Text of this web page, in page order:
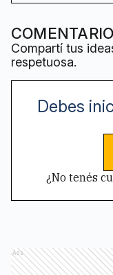
Compartí tus
respetuosa.
Debes
¿No tenés
Ads